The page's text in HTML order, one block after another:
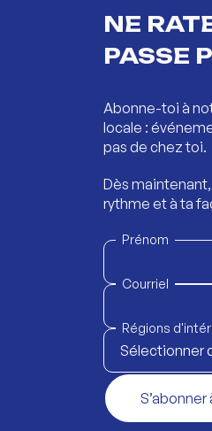
NE
PASSE
Abonne-toi à
locale :
pas de chez toi.
Dès
rythme et à ta
Prénom
Courriel
Régions
Sélectionner
S’abonner